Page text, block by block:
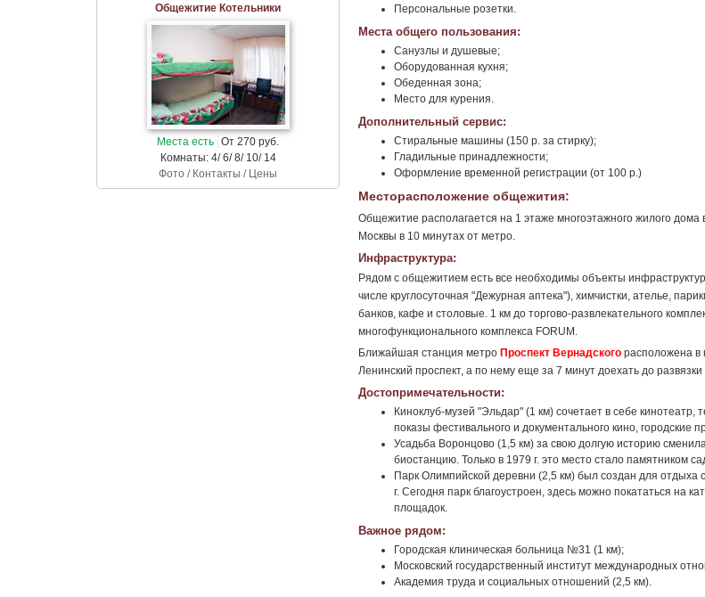
Общежитие Котельники
Места есть От 270 руб.
Комнаты: 4/ 6/ 8/ 10/ 14
Фото / Контакты / Цены
Персональные розетки.
Места общего пользования:
Санузлы и душевые;
Оборудованная кухня;
Обеденная зона;
Место для курения.
Дополнительный сервис:
Стиральные машины (150 р. за стирку);
Гладильные принадлежности;
Оформление временной регистрации (от 100 р.)
Месторасположение общежития:
Общежитие располагается на 1 этаже многоэтажного жилого дома
Москвы в 10 минутах от метро.
Инфраструктура:
Рядом с общежитием есть все необходимы объекты
числе круглосуточная "Дежурная аптека"), химчистки, ателье,
банков, кафе и столовые. 1 км до торгово-развлекательного
многофункционального комплекса FORUM.
Ближайшая станция метро Проспект Вернадского расположена в
Ленинский проспект, а по нему еще за 7 минут доехать до
Достопримечательности:
Киноклуб-музей "Эльдар" (1 км) сочетает в себе
показы фестивального и документального кино, городские
Усадьба Воронцово (1,5 км) за свою долгую историю
биостанцию. Только в 1979 г. это место стало памятником
Парк Олимпийской деревни (2,5 км) был создан для
г. Сегодня парк благоустроен, здесь можно покататься на
площадок.
Важное рядом:
Городская клиническая больница №31 (1 км);
Московский государственный институт международных
Академия труда и социальных отношений (2,5 км).